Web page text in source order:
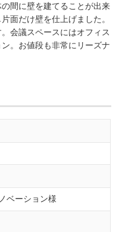
間に壁を建てることが出来
面だけ壁を仕上げました。
会議スペースにはオフィス
。お値段も非常にリーズナ
ベーション様